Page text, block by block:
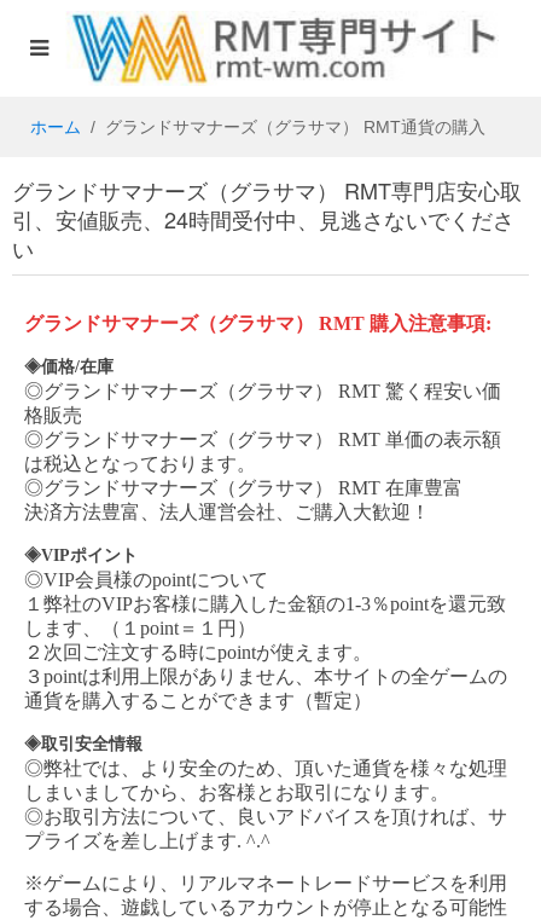
ホーム グランドサマナーズ（グラサマ） RMT通貨の購入
グランドサマナーズ（グラサマ） RMT専門店安心取
引、安値販売、24時間受付中、見逃さないでくださ
い
グランドサマナーズ（グラサマ） RMT 購入注意事項:
◈価格/在庫
◎グランドサマナーズ（グラサマ）
RMT 驚く程安い価
格販売
◎グランドサマナーズ（グラサマ）
RMT 単価の表示額
は税込となっております。
◎グランドサマナーズ（グラサマ）
RMT 在庫豊富
決済方法豊富、法人運営会社、ご購入大歓迎！
◈VIPポイント
◎VIP会員様のpointについて
１弊社のVIPお客様に購入した金額の1-3％pointを還元致
します、（１point＝１円）
２次回ご注文する時にpointが使えます。
３pointは利用上限がありません、本サイトの全ゲームの
通貨を購入することができます（暫定）
◈取引安全情報
◎弊社では、より安全のため、頂いた通貨を様々な処理
しまいましてから、お客様とお取引になります。
◎お取引方法について、良いアドバイスを頂ければ、サ
プライズを差し上げます. ^.^
※ゲームにより、リアルマネートレードサービスを利用
する場合、遊戯しているアカウントが停止となる可能性